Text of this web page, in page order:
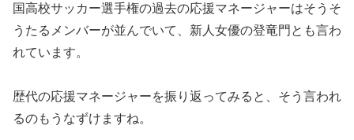
国高校サッカー選手権の過去の応援マネージャーはそうそ
うたるメンバーが並んでいて、新人女優の登竜門とも言わ
れています。
歴代の応援マネージャーを振り返ってみると、そう言われ
るのもうなずけますね。